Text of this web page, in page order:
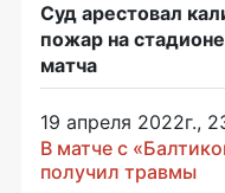
Суд арестовал
пожар на
матча
19 апреля 2022г.,
В матче с
получил травмы